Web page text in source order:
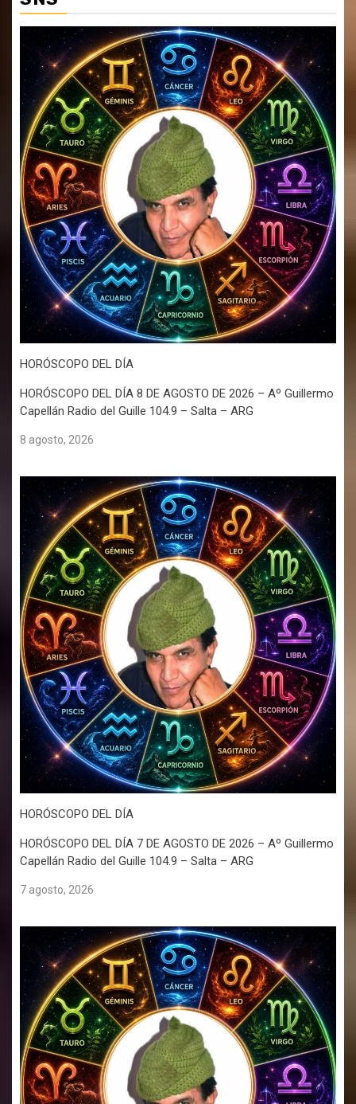
HORÓSCOPO DEL DÍA
HORÓSCOPO DEL DÍA 8 DE AGOSTO DE 2026 – Aº Guillermo
Capellán Radio del Guille 104.9 – Salta – ARG
8 agosto, 2026
HORÓSCOPO DEL DÍA
HORÓSCOPO DEL DÍA 7 DE AGOSTO DE 2026 – Aº Guillermo
Capellán Radio del Guille 104.9 – Salta – ARG
7 agosto, 2026